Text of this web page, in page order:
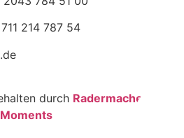
214 787 54
durch Radermacher